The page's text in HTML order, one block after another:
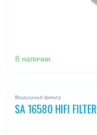
В наличии
Воздушный фильтр
SA 16580 HIFI FILTER